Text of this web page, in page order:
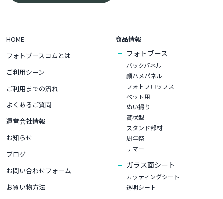
HOME
フォトブースコムとは
ご利用シーン
ご利用までの流れ
よくあるご質問
運営会社情報
お知らせ
ブログ
お問い合わせフォーム
お買い物⽅法
商品情報
フォトブース
バックパネル
顔ハメパネル
フォトプロップス
ペット用
ぬい撮り
賞状型
スタンド部材
周年祭
サマー
ガラス面シート
カッティングシート
透明シート